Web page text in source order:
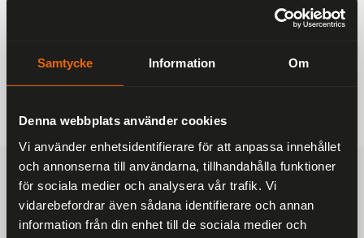
Samtycke Information Om
Denna webbplats använder cookies
Vi använder enhetsidentifierare för att anpassa innehållet
och annonserna till användarna, tillhandahålla funktioner
för sociala medier och analysera vår trafik. Vi
vidarebefordrar även sådana identifierare och annan
information från din enhet till de sociala medier och
187 kr
249 kr
FRAKTFRITT
På alla ordrar över 2000 kr
1-3 DAGAR LEVERANS